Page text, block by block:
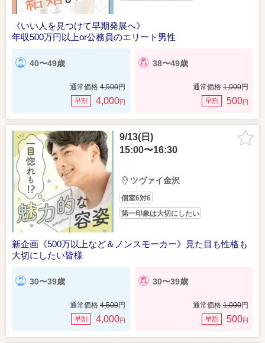
《いい人を見つけて早期発展へ》
年収500万円以上or公務員のエリート男性
40〜49歳
通常価格 4,500円
早割 4,000円
38〜49歳
通常価格 1,000円
早割 500円
9/13(日)
15:00〜16:30
ツヴァイ金沢
個室6対6
第一印象は大切にしたい
新企画《500万以上など＆ノンスモーカー》見た目も性格も
大切にしたい皆様
30〜39歳
通常価格 4,500円
早割 4,000円
30〜39歳
通常価格 1,000円
早割 500円